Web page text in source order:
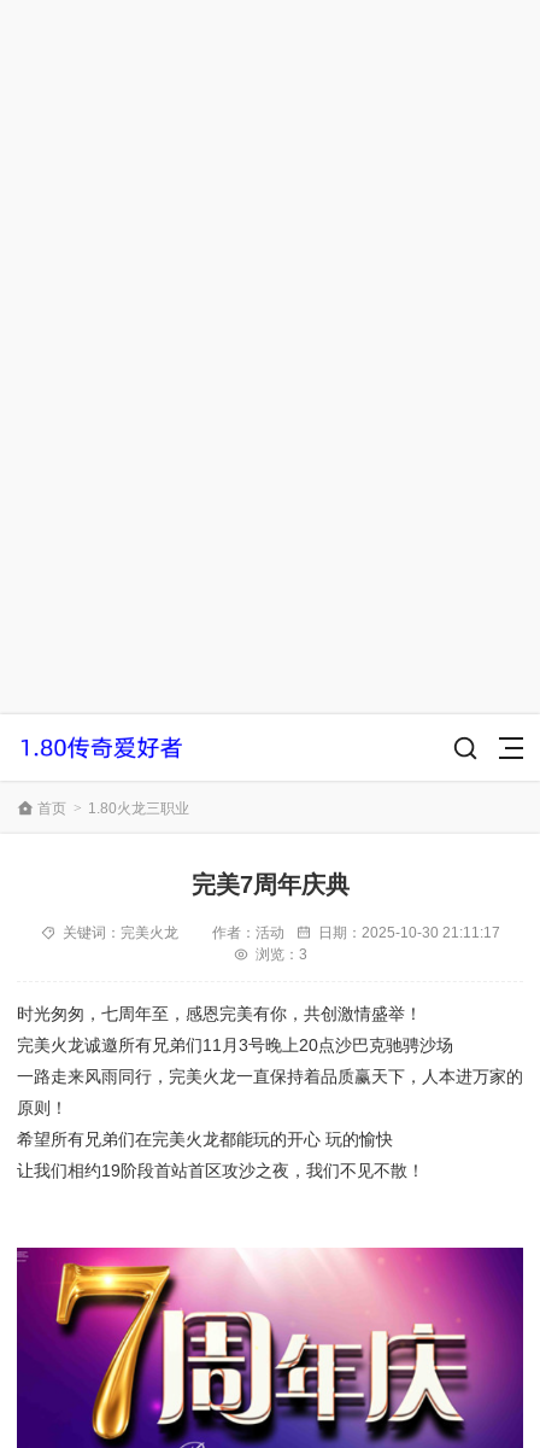
首页 > 1.80火龙三职业
完美7周年庆典
关键词： 完美火龙 作者： 活动 日期： 2025-10-30 21:11:17
浏览：3
时光匆匆，七周年至，感恩完美有你，共创激情盛举！
完美火龙诚邀所有兄弟们11月3号晚上20点沙巴克驰骋沙场
一路走来风雨同行，完美火龙一直保持着品质赢天下，人本进万家的
原则！
希望所有兄弟们在完美火龙都能玩的开心 玩的愉快
让我们相约19阶段首站首区攻沙之夜，我们不见不散！